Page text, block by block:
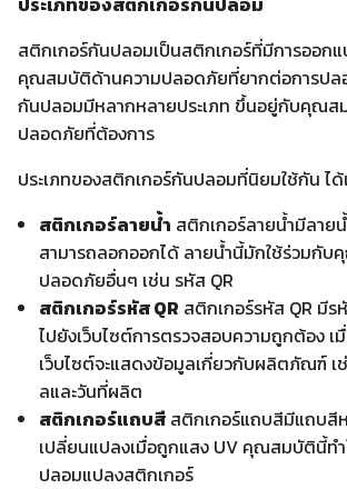
สติกเกอร์กันปลอมเป็นสติกเกอร์ที่มีการออก
คุณสมบัติด้านความปลอดภัยที่ยากต่อการปล
กันปลอมมีหลากหลายประเภท ขึ้นอยู่กับคุณส
ปลอดภัยที่ต้องการ
ประเภทของสติกเกอร์กันปลอมที่นิยมใช้กัน ไ
สติกเกอร์ลายน้ำ สติกเกอร์ลายน้ำมีลาย
สามารถลอกออกได้ ลายน้ำนี้มักใช้ร่วมกั
ปลอดภัยอื่นๆ เช่น รหัส QR
สติกเกอร์รหัส QR สติกเกอร์รหัส QR มีร
ไปยังเว็บไซต์การตรวจสอบความถูกต้อง เ
เว็บไซต์จะแสดงข้อมูลเกี่ยวกับผลิตภัณฑ์ เ
ลและวันที่ผลิต
สติกเกอร์แถบสี สติกเกอร์แถบสีมีแถบสี
เปลี่ยนแปลงเมื่อถูกแสง UV คุณสมบัตินี้ท
ปลอมแปลงสติกเกอร์